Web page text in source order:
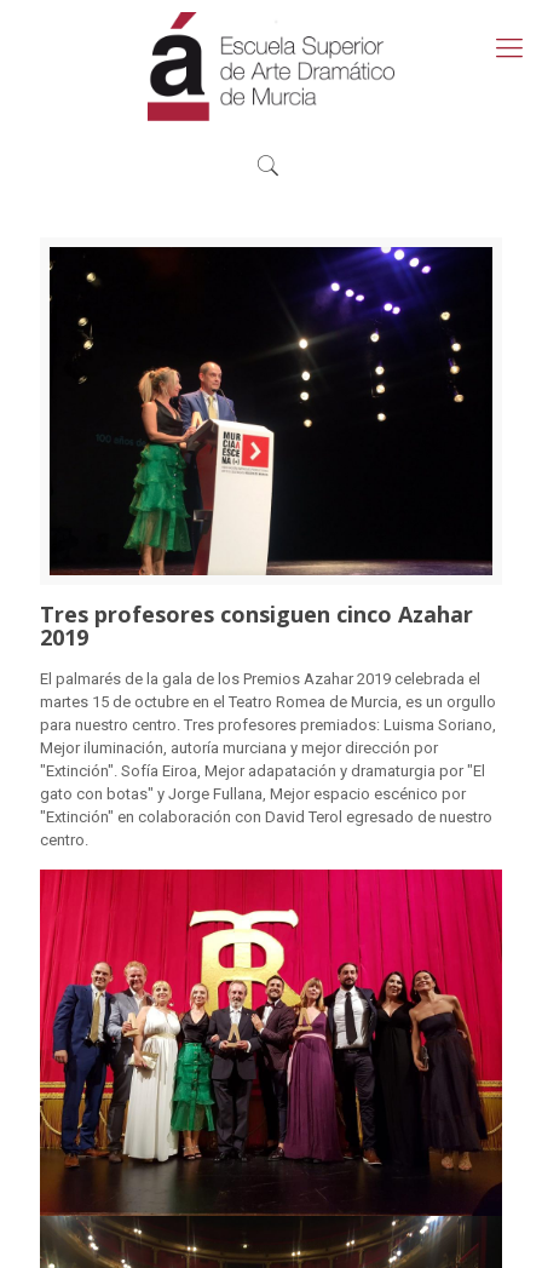
Tres profesores consiguen cinco Azahar
2019
El palmarés de la gala de los Premios Azahar 2019 celebrada el
martes 15 de octubre en el Teatro Romea de Murcia, es un orgullo
para nuestro centro. Tres profesores premiados: Luisma Soriano,
Mejor iluminación, autoría murciana y mejor dirección por
"Extinción". Sofía Eiroa, Mejor adapatación y dramaturgia por "El
gato con botas" y Jorge Fullana, Mejor espacio escénico por
"Extinción" en colaboración con David Terol egresado de nuestro
centro.